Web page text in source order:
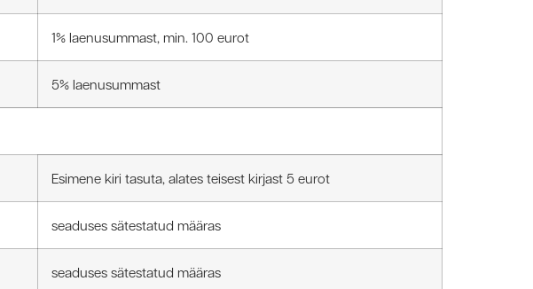
1% laenusummast, min. 100 eurot
5% laenusummast
Esimene kiri tasuta, alates teisest kirjast 5 eurot
seaduses sätestatud määras
seaduses sätestatud määras